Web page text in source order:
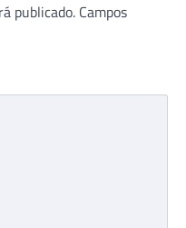
publicado. Campos